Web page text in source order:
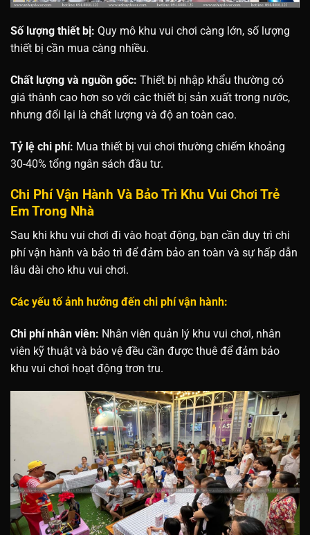
Số lượng thiết bị: Quy mô khu vui chơi càng lớn, số lượng
thiết bị cần mua càng nhiều.
Chất lượng và nguồn gốc: Thiết bị nhập khẩu thường có
giá thành cao hơn so với các thiết bị sản xuất trong nước,
nhưng đổi lại là chất lượng và độ an toàn cao.
Tỷ lệ chi phí: Mua thiết bị vui chơi thường chiếm khoảng
30-40% tổng ngân sách đầu tư.
Chi Phí Vận Hành Và Bảo Trì Khu Vui Chơi Trẻ
Em Trong Nhà
Sau khi khu vui chơi đi vào hoạt động, bạn cần duy trì chi
phí vận hành và bảo trì để đảm bảo an toàn và sự hấp dẫn
lâu dài cho khu vui chơi.
Các yếu tố ảnh hưởng đến chi phí vận hành:
Chi phí nhân viên: Nhân viên quản lý khu vui chơi, nhân
viên kỹ thuật và bảo vệ đều cần được thuê để đảm bảo
khu vui chơi hoạt động trơn tru.